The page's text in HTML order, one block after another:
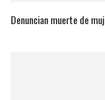
Denuncian muerte de